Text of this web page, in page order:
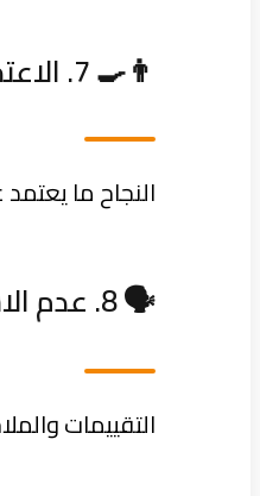
👨‍🍳 7. الاعتماد على “الطباخ الشاطر” بس
النجاح ما
🗣️ 8. عدم الاستماع للزبون
التقييمات